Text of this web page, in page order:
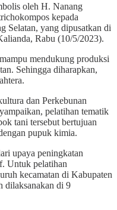
oleh H. Nanang
kepada
Selatan, yang dipusatkan di
Rabu (10/5/2023).
mendukung produksi
Sehingga diharapkan,
dan Perkebunan
pelatihan tematik
tani tersebut bertujuan
pupuk kimia.
upaya peningkatan
Untuk pelatihan
kecamatan di Kabupaten
dilaksanakan di 9